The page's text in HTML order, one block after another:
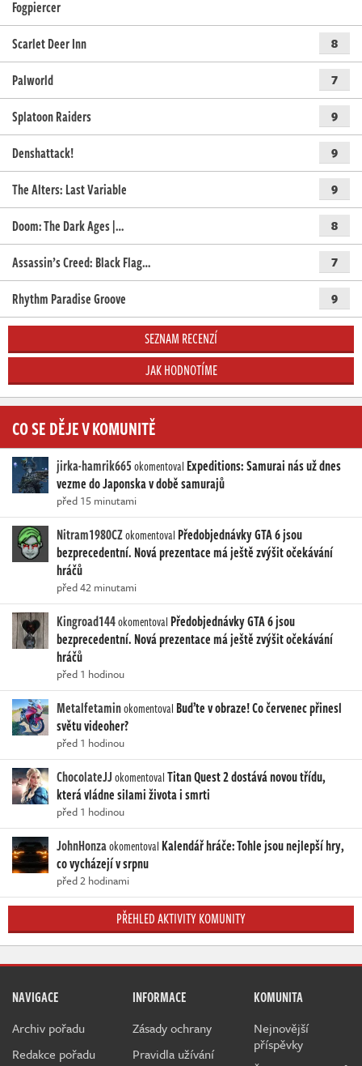
Fogpiercer
Scarlet Deer Inn
8
Palworld 7
Splatoon Raiders 9
Denshattack! 9
The Alters: Last Variable 9
Doom: The Dark Ages |… 8
Assassin’s Creed: Black Flag… 7
Rhythm Paradise Groove 9
SEZNAM RECENZÍ
JAK HODNOTÍME
CO SE DĚJE V KOMUNITĚ
jirka-hamrik665okomentoval Expeditions: Samurai nás už dnes
vezme do Japonska v době samurajů
před 15 minutami
Nitram1980CZokomentoval Předobjednávky GTA 6 jsou
bezprecedentní. Nová prezentace má ještě zvýšit očekávání
hráčů
před 42 minutami
Kingroad144okomentoval Předobjednávky GTA 6 jsou
bezprecedentní. Nová prezentace má ještě zvýšit očekávání
hráčů
před 1 hodinou
Metalfetaminokomentoval Buďte v obraze! Co červenec přinesl
světu videoher?
před 1 hodinou
ChocolateJJokomentovalTitan Quest 2 dostává novou třídu,
která vládne silami života i smrti
před 1 hodinou
JohnHonzaokomentoval Kalendář hráče: Tohle jsou nejlepší hry,
co vycházejí v srpnu
před 2 hodinami
PŘEHLED AKTIVITY KOMUNITY
NAVIGACE
Archiv pořadu
Redakce pořadu
INFORMACE
Zásady ochrany
Pravidla užívání
KOMUNITA
Nejnovější
příspěvky